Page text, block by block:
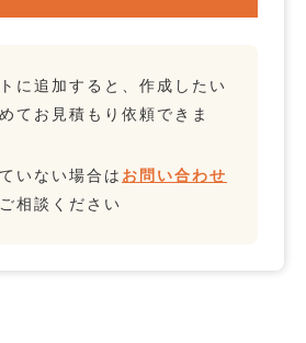
に追加すると、作成したい
てお見積もり依頼できま
いない場合は お問い合わせ
相談ください